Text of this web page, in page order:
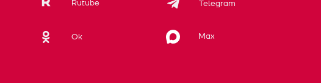
Rutube Telegram
Ok Max